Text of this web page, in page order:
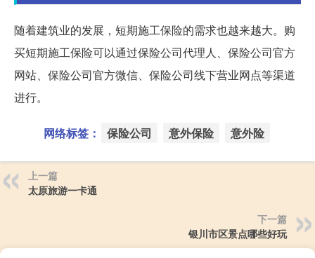
随着建筑业的发展，短期施工保险的需求也越来越大。购
买短期施工保险可以通过保险公司代理人、保险公司官方
网站、保险公司官方微信、保险公司线下营业网点等渠道
进行。
网络标签： 保险公司 意外保险 意外险
上一篇
太原旅游一卡通
下一篇
银川市区景点哪些好玩